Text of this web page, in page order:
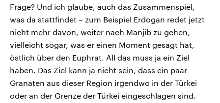
Frage? Und ich glaube, auch das Zusammenspiel,
was da stattfindet – zum Beispiel Erdogan redet jetzt
nicht mehr davon, weiter nach Manjib zu gehen,
vielleicht sogar, was er einen Moment gesagt hat,
östlich über den Euphrat. All das muss ja ein Ziel
haben. Das Ziel kann ja nicht sein, dass ein paar
Granaten aus dieser Region irgendwo in der Türkei
oder an der Grenze der Türkei eingeschlagen sind.